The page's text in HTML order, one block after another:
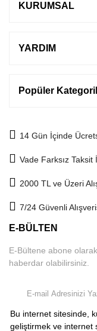
Bu internet sitesinde,
geliştirmek ve internet
KURUMSAL
YARDIM
Popüler
14 Gün İçinde
Vade Farksız Taksit
2000 TL ve Üzeri
7/24 Güvenli
E-BÜLTEN
E-Bültene abone
haberdar olabilirsiniz.